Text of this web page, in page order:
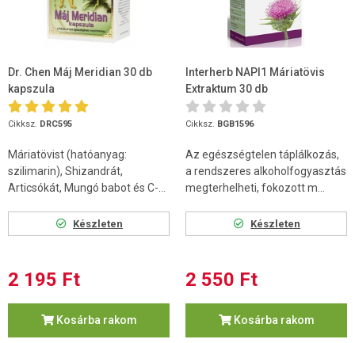
Dr. Chen Máj Meridian 30 db
kapszula
Cikksz. DRC595
Máriatövist (hatóanyag:
szilimarin), Shizandrát,
Articsókát, Mungó babot és C-...
Készleten
2 195 Ft
Kosárba rakom
Interherb NAPI1 Máriatövis
Extraktum 30 db
Cikksz. BGB1596
Az egészségtelen táplálkozás,
a rendszeres alkoholfogyasztás
megterhelheti, fokozott m...
Készleten
2 550 Ft
Kosárba rakom